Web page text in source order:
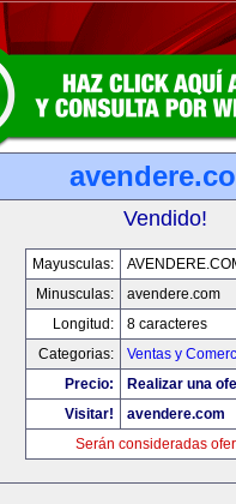
Vendido!
Mayusculas:
Minusculas:
avendere.com
Longitud:
8 caracteres
Categorias:
Ventas y
Precio:
Realizar una
Visitar!
avendere.com
Serán consideradas